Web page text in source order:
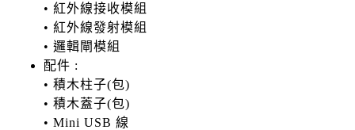
• 紅外線接收模組
• 紅外線發射模組
• 邏輯閘模組
配件 :
• 積木柱子(包)
• 積木蓋子(包)
• Mini USB 線